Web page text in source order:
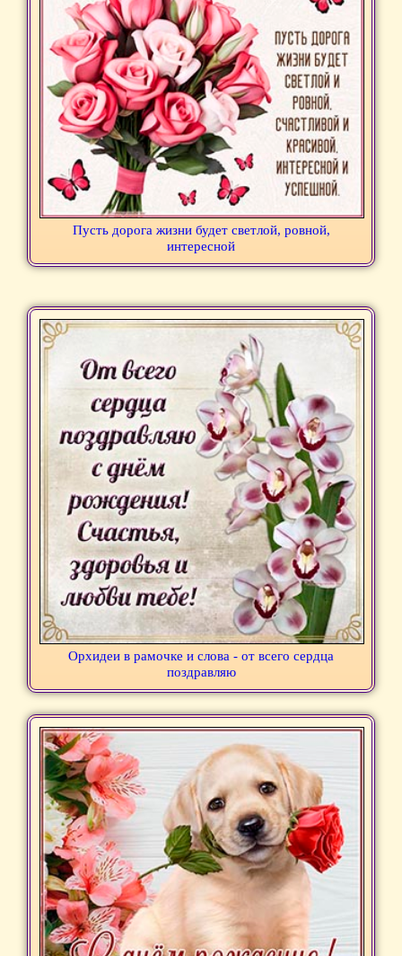
Пусть дорога жизни будет светлой, ровной,
интересной
Орхидеи в рамочке и слова - от всего сердца
поздравляю